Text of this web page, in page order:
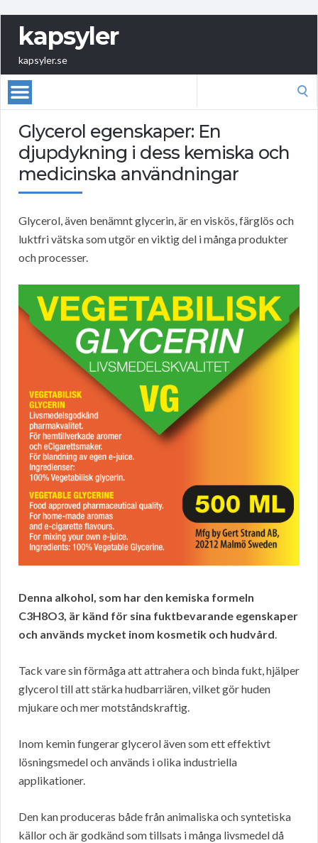
kapsyler
kapsyler.se
Glycerol egenskaper: En
djupdykning i dess kemiska och
medicinska användningar
Glycerol, även benämnt glycerin, är en viskös, färglös och
luktfri vätska som utgör en viktig del i många produkter
och processer.
Denna alkohol, som har den kemiska formeln
C3H8O3, är känd för sina fuktbevarande egenskaper
och används mycket inom kosmetik och hudvård.
Tack vare sin förmåga att attrahera och binda fukt, hjälper
glycerol till att stärka hudbarriären, vilket gör huden
mjukare och mer motståndskraftig.
Inom kemin fungerar glycerol även som ett effektivt
lösningsmedel och används i olika industriella
applikationer.
Den kan produceras både från animaliska och syntetiska
källor och är godkänd som tillsats i många livsmedel då